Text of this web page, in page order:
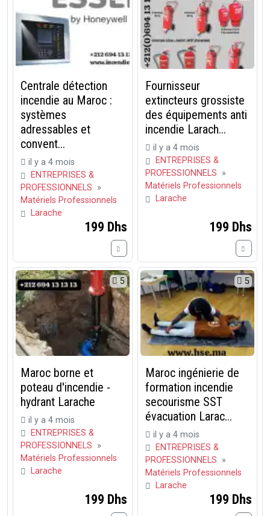
Centrale détection
incendie au Maroc :
systèmes
adressables et
convent...
il y a 4 mois
ENTREPRISES &
PROFESSIONNELS »
Matériels Professionnels
Larache
199 Dhs
Fournisseur
extincteurs grossiste
des équipements anti
incendie Larach...
il y a 4 mois
ENTREPRISES &
PROFESSIONNELS »
Matériels Professionnels
Larache
199 Dhs
5
Maroc borne et
poteau d'incendie -
hydrant Larache
il y a 4 mois
ENTREPRISES &
PROFESSIONNELS »
Matériels Professionnels
Larache
199 Dhs
5
Maroc ingénierie de
formation incendie
secourisme SST
évacuation Larac...
il y a 4 mois
ENTREPRISES &
PROFESSIONNELS »
Matériels Professionnels
Larache
199 Dhs